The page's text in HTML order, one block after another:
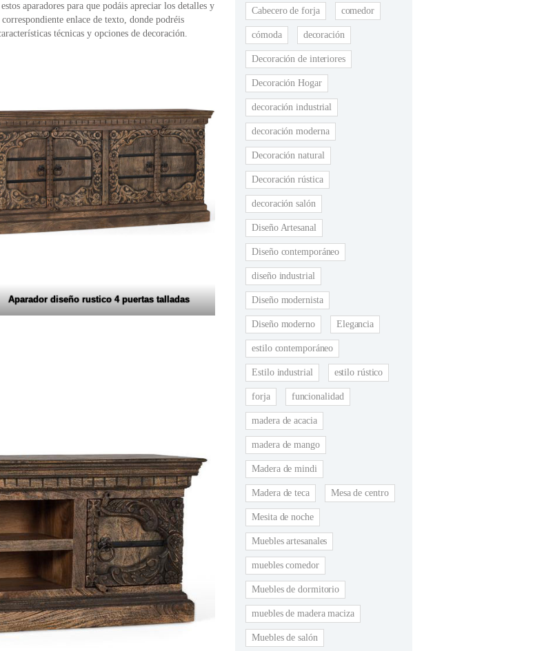
aparadores para que podáis apreciar los detalles y
enlace de texto, donde podréis
técnicas y opciones de decoración.
Aparador diseño rustico 4 puertas talladas
Cabecero de forja comedor
cómoda decoración
Decoración de interiores
Decoración Hogar
decoración industrial
decoración moderna
Decoración natural
Decoración rústica
decoración salón
Diseño Artesanal
Diseño contemporáneo
diseño industrial
Diseño modernista
Diseño moderno Elegancia
estilo contemporáneo
Estilo industrial estilo rústico
forja funcionalidad
madera de acacia
madera de mango
Madera de mindi
Madera de teca Mesa de centro
Mesita de noche
Muebles artesanales
muebles comedor
Muebles de dormitorio
muebles de madera maciza
Muebles de salón